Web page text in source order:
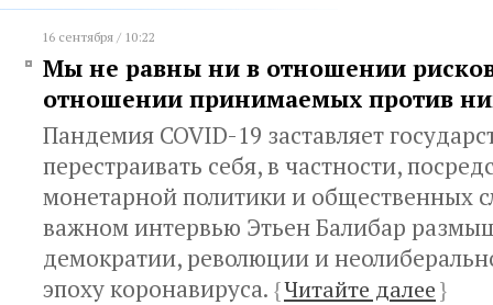
16 сентября / 10:22
Мы не равны ни в отношении
отношении принимаемых против
Пандемия COVID-19 заставляет
перестраивать себя, в частности,
монетарной политики и общественных
важном интервью Этьен Балибар
демократии, революции и
эпоху коронавируса. {Читайте далее}